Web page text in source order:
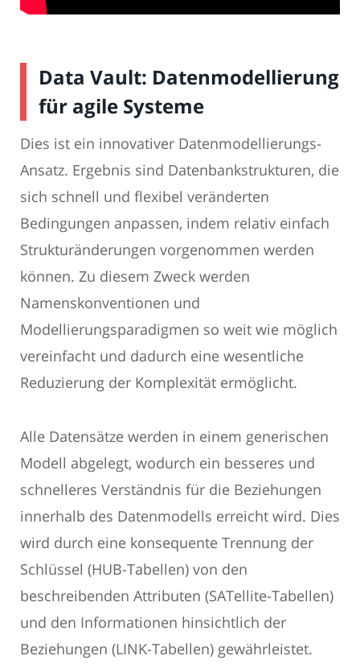
Data Vault: Datenmodellierung
für agile Systeme
Dies ist ein innovativer Datenmodellierungs-
Ansatz. Ergebnis sind Datenbankstrukturen, die
sich schnell und flexibel veränderten
Bedingungen anpassen, indem relativ einfach
Strukturänderungen vorgenommen werden
können. Zu diesem Zweck werden
Namenskonventionen und
Modellierungsparadigmen so weit wie möglich
vereinfacht und dadurch eine wesentliche
Reduzierung der Komplexität ermöglicht.
Alle Datensätze werden in einem generischen
Modell abgelegt, wodurch ein besseres und
schnelleres Verständnis für die Beziehungen
innerhalb des Datenmodells erreicht wird. Dies
wird durch eine konsequente Trennung der
Schlüssel (HUB-Tabellen) von den
beschreibenden Attributen (SATellite-Tabellen)
und den Informationen hinsichtlich der
Beziehungen (LINK-Tabellen) gewährleistet.